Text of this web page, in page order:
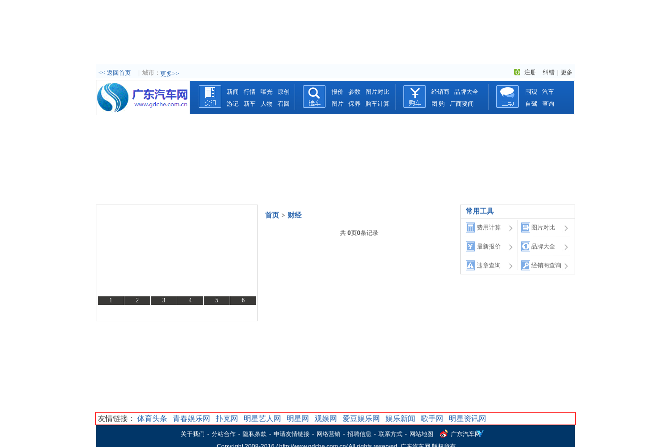
注册 纠错 更多
<< 返回首页 城市： 更多>>
新闻 行情 曝光
原创
游记
新车 人物 召回
报价 参数
图片对比
图片
保养 购车计算
经销商
品牌大全
团 购
厂商要闻
围观
汽车
自驾
查询
1 2 3 4 5 6
首页 > 财经
共 0页0条记录
常用工具
费用计算 图片对比
最新报价 品牌大全
违章查询 经销商查询
友情链接： 体育头条 青春娱乐网 扑克网 明星艺人网 明星网 观娱网 爱豆娱乐网 娱乐新闻 歌手网 明星资讯网
关于我们 - 分站合作 - 隐私条款 - 申请友情链接 - 网络营销 - 招聘信息 - 联系方式 - 网站地图
广东汽车网